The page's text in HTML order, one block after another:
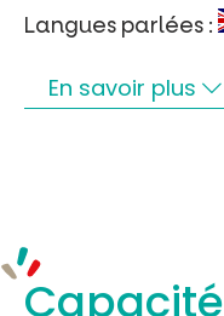
Langues parlées :
En savoir plus
Capacité